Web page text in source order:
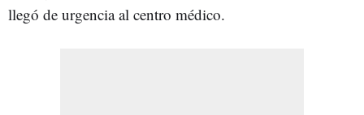
llegó de urgencia al centro médico.